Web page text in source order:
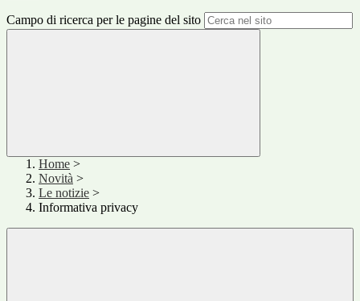
Campo di ricerca per le pagine del sito
Home >
Novità >
Le notizie >
Informativa privacy